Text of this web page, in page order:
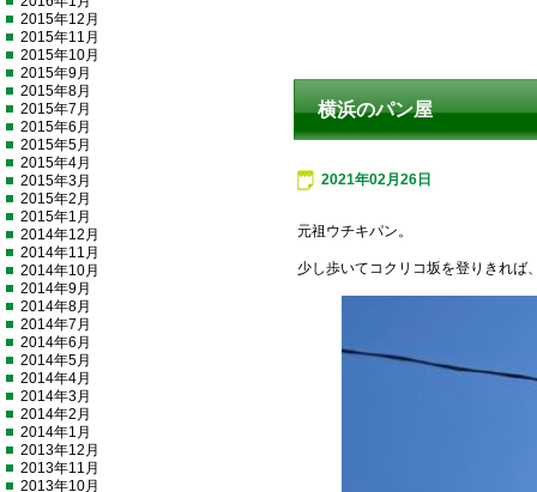
横浜のパン屋
2021年02月26日
元祖ウチキパン。
少し歩いてコクリコ坂を登りきれば
2015年12月
2015年11月
2015年10月
2015年9月
2015年8月
2015年7月
2015年6月
2015年5月
2015年4月
2015年3月
2015年2月
2015年1月
2014年12月
2014年11月
2014年10月
2014年9月
2014年8月
2014年7月
2014年6月
2014年5月
2014年4月
2014年3月
2014年2月
2014年1月
2013年12月
2013年11月
2013年10月